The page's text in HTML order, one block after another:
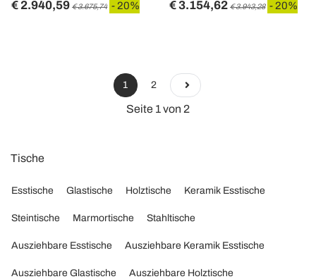
€ 2.940,59 € 3.675,74 - 20% € 3.154,62 € 3.943,28 - 20%
1 2
Seite 1 von 2
Tische
Esstische Glastische Holztische Keramik Esstische
Steintische Marmortische Stahltische
Ausziehbare Esstische Ausziehbare Keramik Esstische
Ausziehbare Glastische Ausziehbare Holztische